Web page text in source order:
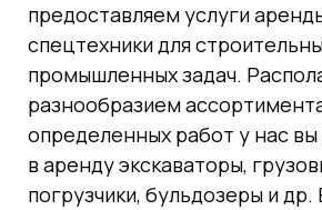
предоставляем услуги
спецтехники для
промышленных задач.
разнообразием
определенных работ у нас
в аренду экскаваторы,
погрузчики, бульдозеры и др.